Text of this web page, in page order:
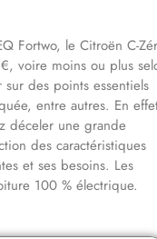
Fortwo, le Citroën C-
voire moins ou plus
des points essentiels
entre autres. En
déceler une grande
des caractéristiques
et ses besoins. Les
100 % électrique.